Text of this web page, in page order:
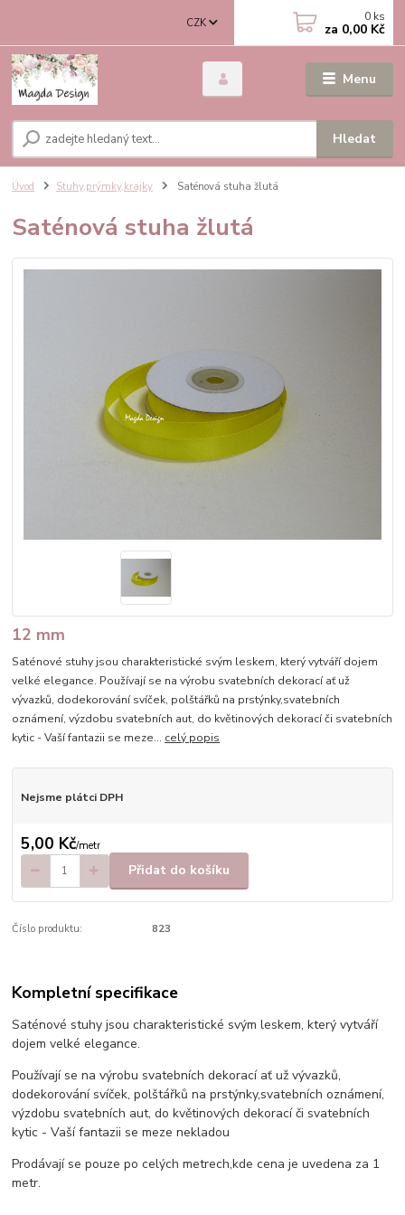
Menu
CZK
Hledat
0 ks
za 0,00 Kč
Úvod Stuhy,prýmky,krajky Saténová stuha žlutá
Saténová stuha žlutá
12 mm
Saténové stuhy jsou charakteristické svým leskem, který vytváří dojem
velké elegance. Používají se na výrobu svatebních dekorací ať už
vývazků, dodekorování svíček, polštářků na prstýnky,svatebních
oznámení, výzdobu svatebních aut, do květinových dekorací či svatebních
kytic - Vaší fantazii se meze... celý popis
Nejsme plátci DPH
5,00 Kč/metr
Přidat do košíku
Číslo produktu: 823
Kompletní specifikace
Saténové stuhy jsou charakteristické svým leskem, který vytváří
dojem velké elegance.
Používají se na výrobu svatebních dekorací ať už vývazků,
dodekorování svíček, polštářků na prstýnky,svatebních oznámení,
výzdobu svatebních aut, do květinových dekorací či svatebních
kytic - Vaší fantazii se meze nekladou
Prodávají se pouze po celých metrech,kde cena je uvedena za 1
metr.